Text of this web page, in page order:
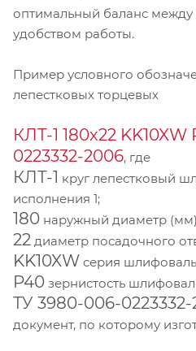
оптимальный баланс между
удобством работы.
Пример условного
лепестковых торцевых
КЛТ-1 180х22
0223332-2006, где
КЛТ-1 круг лепестковый
исполнения 1;
180 наружный диаметр
22 диаметр посадочного
KK10XW серия
P40 зернистость
ТУ 3980-006-
документ, по которому